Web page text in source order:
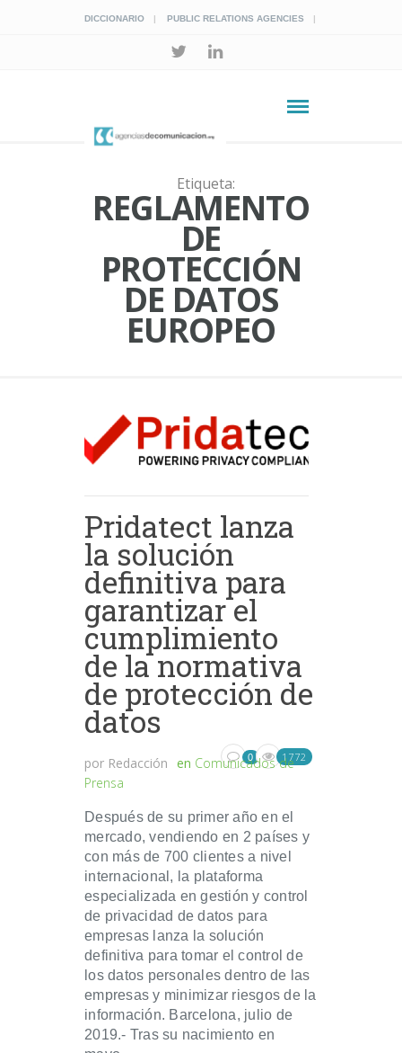
DICCIONARIO PUBLIC RELATIONS AGENCIES
Etiqueta:
REGLAMENTO
DE
PROTECCIÓN
DE DATOS
EUROPEO
Pridatect lanza
la solución
definitiva para
garantizar el
cumplimiento
de la normativa
de protección de
datos
por Redacción en Comunicados de
Prensa
0 1772
Después de su primer año en el
mercado, vendiendo en 2 países y
con más de 700 clientes a nivel
internacional, la plataforma
especializada en gestión y control
de privacidad de datos para
empresas lanza la solución
definitiva para tomar el control de
los datos personales dentro de las
empresas y minimizar riesgos de la
información. Barcelona, julio de
2019.- Tras su nacimiento en